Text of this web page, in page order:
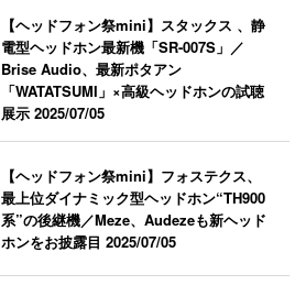
【ヘッドフォン祭mini】スタックス 、静
電型ヘッドホン最新機「SR-007S」／
Brise Audio、最新ポタアン
「WATATSUMI」×高級ヘッドホンの試聴
展示2025/07/05
【ヘッドフォン祭mini】フォステクス、
最上位ダイナミック型ヘッドホン“TH900
系”の後継機／Meze、Audezeも新ヘッド
ホンをお披露目2025/07/05